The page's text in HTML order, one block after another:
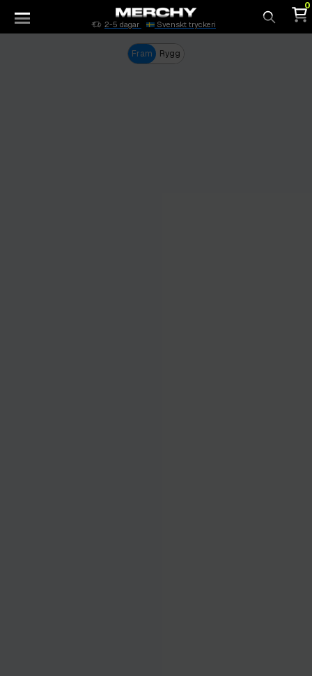
2-5 dagar Svenskt tryckeri
Sök
0
Fram Rygg